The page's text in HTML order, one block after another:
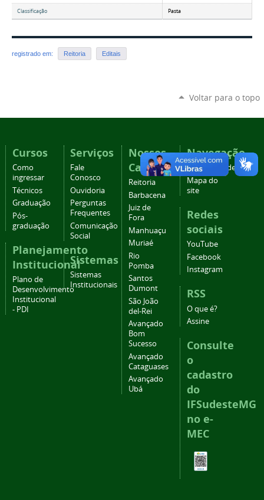
Classificação Pasta
registrado em: Reitoria Editais
Voltar para o topo
Cursos
Como
ingressar
Técnicos
Graduação
Pós-
graduação
Planejamento
Institucional
Plano de
Desenvolvimento
Institucional
- PDI
Serviços
Fale
Conosco
Ouvidoria
Perguntas
Frequentes
Comunicação
Social
Sistemas
Sistemas
Institucionais
Nossos
Campi
Reitoria
Barbacena
Juiz de
Fora
Manhuaçu
Muriaé
Rio
Pomba
Santos
Dumont
São João
del-Rei
Avançado
Bom
Sucesso
Avançado
Cataguases
Avançado
Ubá
Navegação
Acessibilidade
Mapa do
site
Redes
sociais
YouTube
Facebook
Instagram
RSS
O que é?
Assine
Consulte
o
cadastro
do
IFSudesteMG
no e-
MEC